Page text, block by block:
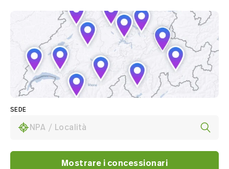
SEDE
NPA / Località
Mostrare i concessionari